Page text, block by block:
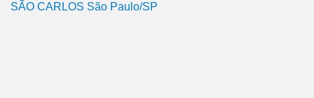
SÃO CARLOS São Paulo/SP